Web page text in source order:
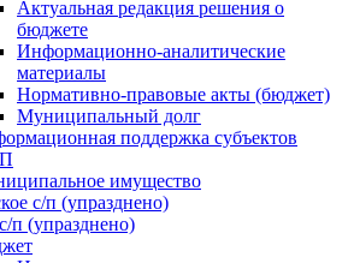
Актуальная редакция решения о
бюджете
Информационно-аналитические
материалы
Нормативно-правовые акты (бюджет)
Муниципальный долг
поддержка субъектов
имущество
с/п (упразднено)
п (упразднено)